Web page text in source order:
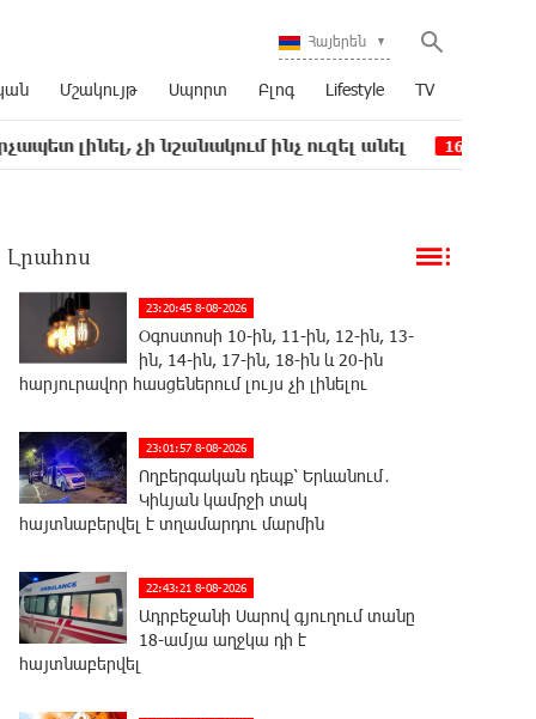
Հայերեն
Մշակույթ Սպորտ Բլոգ Lifestyle TV
չի նշանակում ինչ ուզել անել 16:12 Կաթողիկոսի
Լրահոս
23:20:45 8-08-2026
Օգոստոսի 10-ին, 11-ին, 12-ին, 13-
ին, 14-ին, 17-ին, 18-ին և 20-ին
հարյուրավոր հասցեներում լույս չի լինելու
23:01:57 8-08-2026
Ողբերգական դեպք՝ Երևանում․
Կիևյան կամրջի տակ
հայտնաբերվել է տղամարդու մարմին
22:43:21 8-08-2026
Ադրբեջանի Սարով գյուղում տանը
18-ամյա աղջկա դի է
հայտնաբերվել